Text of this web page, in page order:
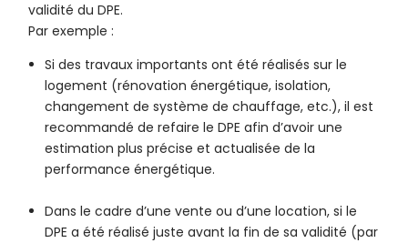
validité du DPE.
Par exemple :
Si des travaux importants ont été réalisés sur le
logement (rénovation énergétique, isolation,
changement de système de chauffage, etc.), il est
recommandé de refaire le DPE afin d’avoir une
estimation plus précise et actualisée de la
performance énergétique.
Dans le cadre d’une vente ou d’une location, si le
DPE a été réalisé juste avant la fin de sa validité (par